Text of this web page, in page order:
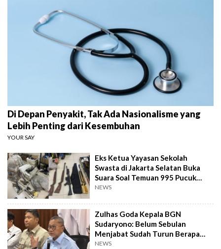
Di Depan Penyakit, Tak Ada Nasionalisme yang
Lebih Penting dari Kesembuhan
YOUR SAY
Eks Ketua Yayasan Sekolah
Swasta di Jakarta Selatan Buka
Suara Soal Temuan 995 Pucuk
Senjata Api
NEWS
Zulhas Goda Kepala BGN
Sudaryono: Belum Sebulan
Menjabat Sudah Turun Berapa
Kilo?
NEWS